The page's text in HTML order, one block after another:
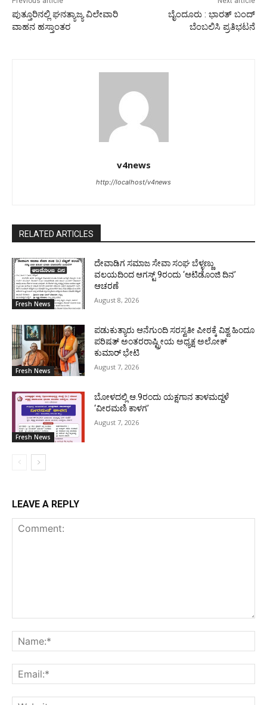
ಪುತ್ತೂರಿನಲ್ಲಿ ಘನತ್ಯಾಜ್ಯ ವಿಲೇವಾರಿ
ವಾಹನ ಹಸ್ತಾಂತರ
ಬೈಂದೂರು : ಭಾರತ್ ಬಂದ್
ಬೆಂಬಲಿಸಿ ಪ್ರತಿಭಟನೆ
v4news
http://localhost/v4news
RELATED ARTICLES
Fresh News
ದೇವಾಡಿಗ ಸಮಾಜ ಸೇವಾ ಸಂಘ ಬೆಳ್ಳಣ್ಣು
ವಲಯದಿಂದ ಆಗಸ್ಟ್ 9ರಂದು ‘ಆಟಿಡೊಂಜಿ ದಿನ’
ಆಚರಣೆ
August 8, 2026
Fresh News
ಪಡುಕುತ್ಯಾರು ಆನೆಗುಂದಿ ಸರಸ್ವತೀ ಪೀಠಕ್ಕೆ ವಿಶ್ವ ಹಿಂದೂ
ಪರಿಷತ್ ಅಂತರರಾಷ್ಟ್ರೀಯ ಅಧ್ಯಕ್ಷ ಅಲೋಕ್
ಕುಮಾರ್ ಭೇಟಿ
August 7, 2026
Fresh News
ಬೋಳದಲ್ಲಿ ಆ.9ರಂದು ಯಕ್ಷಗಾನ ತಾಳಮದ್ದಳೆ
‘ವೀರಮಣಿ ಕಾಳಗ’
August 7, 2026
LEAVE A REPLY